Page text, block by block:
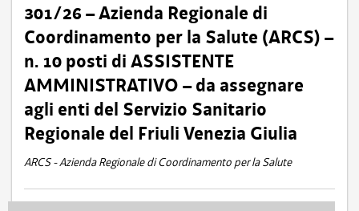
301/26 – Azienda Regionale di
Coordinamento per la Salute (ARCS) –
n. 10 posti di ASSISTENTE
AMMINISTRATIVO – da assegnare
agli enti del Servizio Sanitario
Regionale del Friuli Venezia Giulia
ARCS - Azienda Regionale di Coordinamento per la Salute